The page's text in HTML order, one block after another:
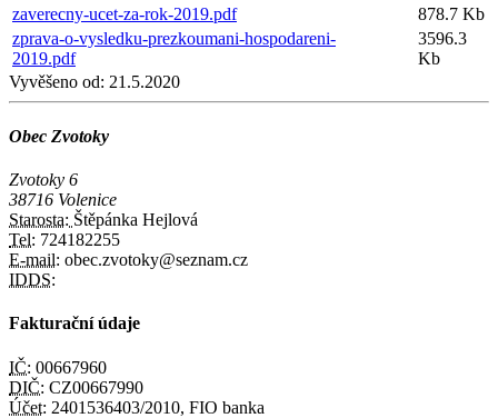
zaverecny-ucet-za-rok-2019.pdf
878.7 Kb
zprava-o-vysledku-prezkoumani-hospodareni-
2019.pdf
3596.3
Kb
Vyvěšeno od: 21.5.2020
Obec Zvotoky
Zvotoky 6
38716 Volenice
Starosta: Štěpánka Hejlová
Tel: 724182255
E-mail: obec.zvotoky@seznam.cz
IDDS:
Fakturační údaje
IČ: 00667960
DIČ: CZ00667990
Účet: 2401536403/2010, FIO banka